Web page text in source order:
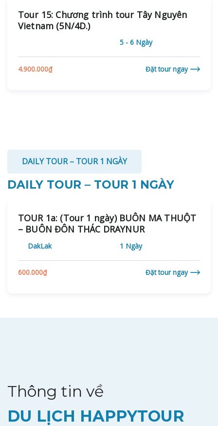
Tour 15: Chương trình tour Tây Nguyên
Vietnam (5N/4D.)
5 - 6 Ngày
4.900.000₫ Đặt tour ngay
DAILY TOUR – TOUR 1 NGÀY
DAILY TOUR – TOUR 1 NGÀY
TOUR 1a: (Tour 1 ngày) BUÔN MA THUỘT
– BUÔN ĐÔN THÁC DRAYNUR
DakLak 1 Ngày
600.000₫ Đặt tour ngay
Thông tin về
DU LỊCH HAPPYTOUR